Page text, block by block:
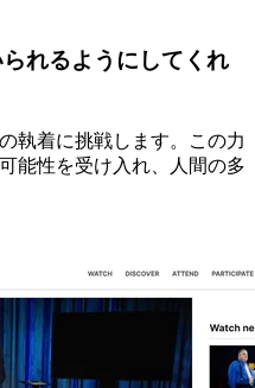
れるようにしてくれ
執着に挑戦します。この力
能性を受け入れ、人間の多